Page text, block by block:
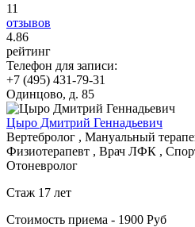
11
отзывов
4.86
рейтинг
Телефон для записи:
+7 (495) 431-79-31
Одинцово, д. 85
Цыро Дмитрий Геннадьевич
Вертебролог , Мануальный
Физиотерапевт , Врач ЛФК ,
Отоневролог
Стаж 17 лет
Стоимость приема - 1900 Руб